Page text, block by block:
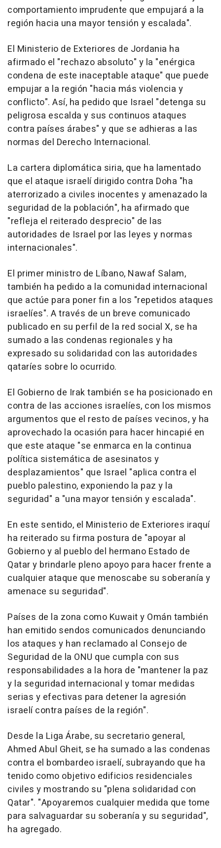
comportamiento imprudente que empujará a la
región hacia una mayor tensión y escalada".
El Ministerio de Exteriores de Jordania ha
afirmado el "rechazo absoluto" y la "enérgica
condena de este inaceptable ataque" que puede
empujar a la región "hacia más violencia y
conflicto". Así, ha pedido que Israel "detenga su
peligrosa escalda y sus continuos ataques
contra países árabes" y que se adhieras a las
normas del Derecho Internacional.
La cartera diplomática siria, que ha lamentado
que el ataque israelí dirigido contra Doha "ha
aterrorizado a civiles inocentes y amenazado la
seguridad de la población", ha afirmado que
"refleja el reiterado desprecio" de las
autoridades de Israel por las leyes y normas
internacionales".
El primer ministro de Líbano, Nawaf Salam,
también ha pedido a la comunidad internacional
que actúe para poner fin a los "repetidos ataques
israelíes". A través de un breve comunicado
publicado en su perfil de la red social X, se ha
sumado a las condenas regionales y ha
expresado su solidaridad con las autoridades
qataríes sobre lo ocurrido.
El Gobierno de Irak también se ha posicionado en
contra de las acciones israelíes, con los mismos
argumentos que el resto de países vecinos, y ha
aprovechado la ocasión para hacer hincapié en
que este ataque "se enmarca en la continua
política sistemática de asesinatos y
desplazamientos" que Israel "aplica contra el
pueblo palestino, exponiendo la paz y la
seguridad" a "una mayor tensión y escalada".
En este sentido, el Ministerio de Exteriores iraquí
ha reiterado su firma postura de "apoyar al
Gobierno y al pueblo del hermano Estado de
Qatar y brindarle pleno apoyo para hacer frente a
cualquier ataque que menoscabe su soberanía y
amenace su seguridad".
Países de la zona como Kuwait y Omán también
han emitido sendos comunicados denunciando
los ataques y han reclamado al Consejo de
Seguridad de la ONU que cumpla con sus
responsabilidades a la hora de "mantener la paz
y la seguridad internacional y tomar medidas
serias y efectivas para detener la agresión
israelí contra países de la región".
Desde la Liga Árabe, su secretario general,
Ahmed Abul Gheit, se ha sumado a las condenas
contra el bombardeo israelí, subrayando que ha
tenido como objetivo edificios residenciales
civiles y mostrando su "plena solidaridad con
Qatar". "Apoyaremos cualquier medida que tome
para salvaguardar su soberanía y su seguridad",
ha agregado.